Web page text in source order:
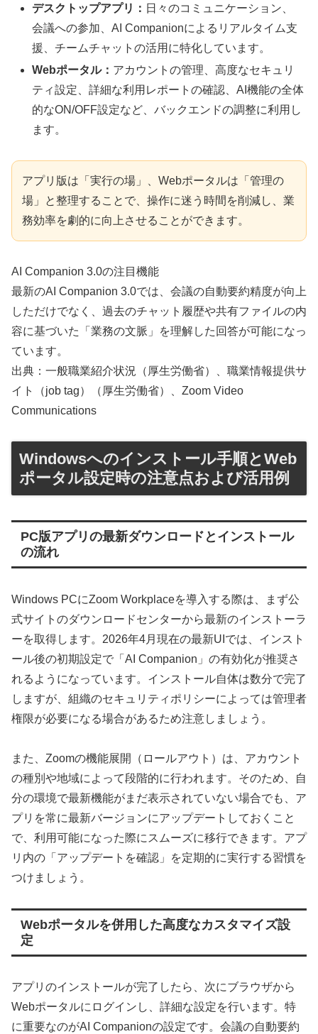
デスクトップアプリ： 日々のコミュニケーション、
会議への参加、AI Companionによるリアルタイム支
援、チームチャットの活用に特化しています。
Webポータル： アカウントの管理、高度なセキュリ
ティ設定、詳細な利用レポートの確認、AI機能の全体
的なON/OFF設定など、バックエンドの調整に利用し
ます。
アプリ版は「実行の場」、Webポータルは「管理の
場」と整理することで、操作に迷う時間を削減し、業
務効率を劇的に向上させることができます。
AI Companion 3.0の注目機能
最新のAI Companion 3.0では、会議の自動要約精度が向上
しただけでなく、過去のチャット履歴や共有ファイルの内
容に基づいた「業務の文脈」を理解した回答が可能になっ
ています。
出典：一般職業紹介状況（厚生労働省）、職業情報提供サ
イト（job tag）（厚生労働省）、Zoom Video
Communications
Windowsへのインストール手順とWeb
ポータル設定時の注意点および活用例
PC版アプリの最新ダウンロードとインストール
の流れ
Windows PCにZoom Workplaceを導入する際は、まず公
式サイトのダウンロードセンターから最新のインストーラ
ーを取得します。2026年4月現在の最新UIでは、インスト
ール後の初期設定で「AI Companion」の有効化が推奨さ
れるようになっています。インストール自体は数分で完了
しますが、組織のセキュリティポリシーによっては管理者
権限が必要になる場合があるため注意しましょう。
また、Zoomの機能展開（ロールアウト）は、アカウント
の種別や地域によって段階的に行われます。そのため、自
分の環境で最新機能がまだ表示されていない場合でも、ア
プリを常に最新バージョンにアップデートしておくこと
で、利用可能になった際にスムーズに移行できます。アプ
リ内の「アップデートを確認」を定期的に実行する習慣を
つけましょう。
Webポータルを併用した高度なカスタマイズ設
定
アプリのインストールが完了したら、次にブラウザから
Webポータルにログインし、詳細な設定を行います。特
に重要なのがAI Companionの設定です。会議の自動要約